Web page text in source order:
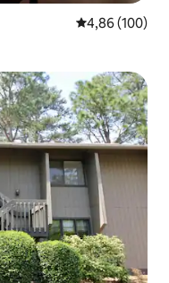
Vidutinis
4,86 (100)